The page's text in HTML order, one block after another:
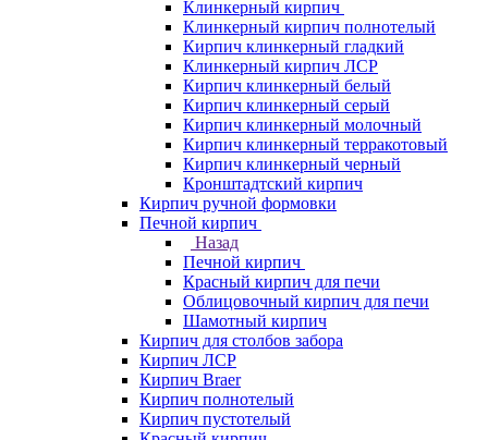
Клинкерный кирпич
Клинкерный кирпич полнотелый
Кирпич клинкерный гладкий
Клинкерный кирпич ЛСР
Кирпич клинкерный белый
Кирпич клинкерный серый
Кирпич клинкерный молочный
Кирпич клинкерный терракотовый
Кирпич клинкерный черный
Кронштадтский кирпич
Кирпич ручной формовки
Печной кирпич
Назад
Печной кирпич
Красный кирпич для печи
Облицовочный кирпич для печи
Шамотный кирпич
Кирпич для столбов забора
Кирпич ЛСР
Кирпич Braer
Кирпич полнотелый
Кирпич пустотелый